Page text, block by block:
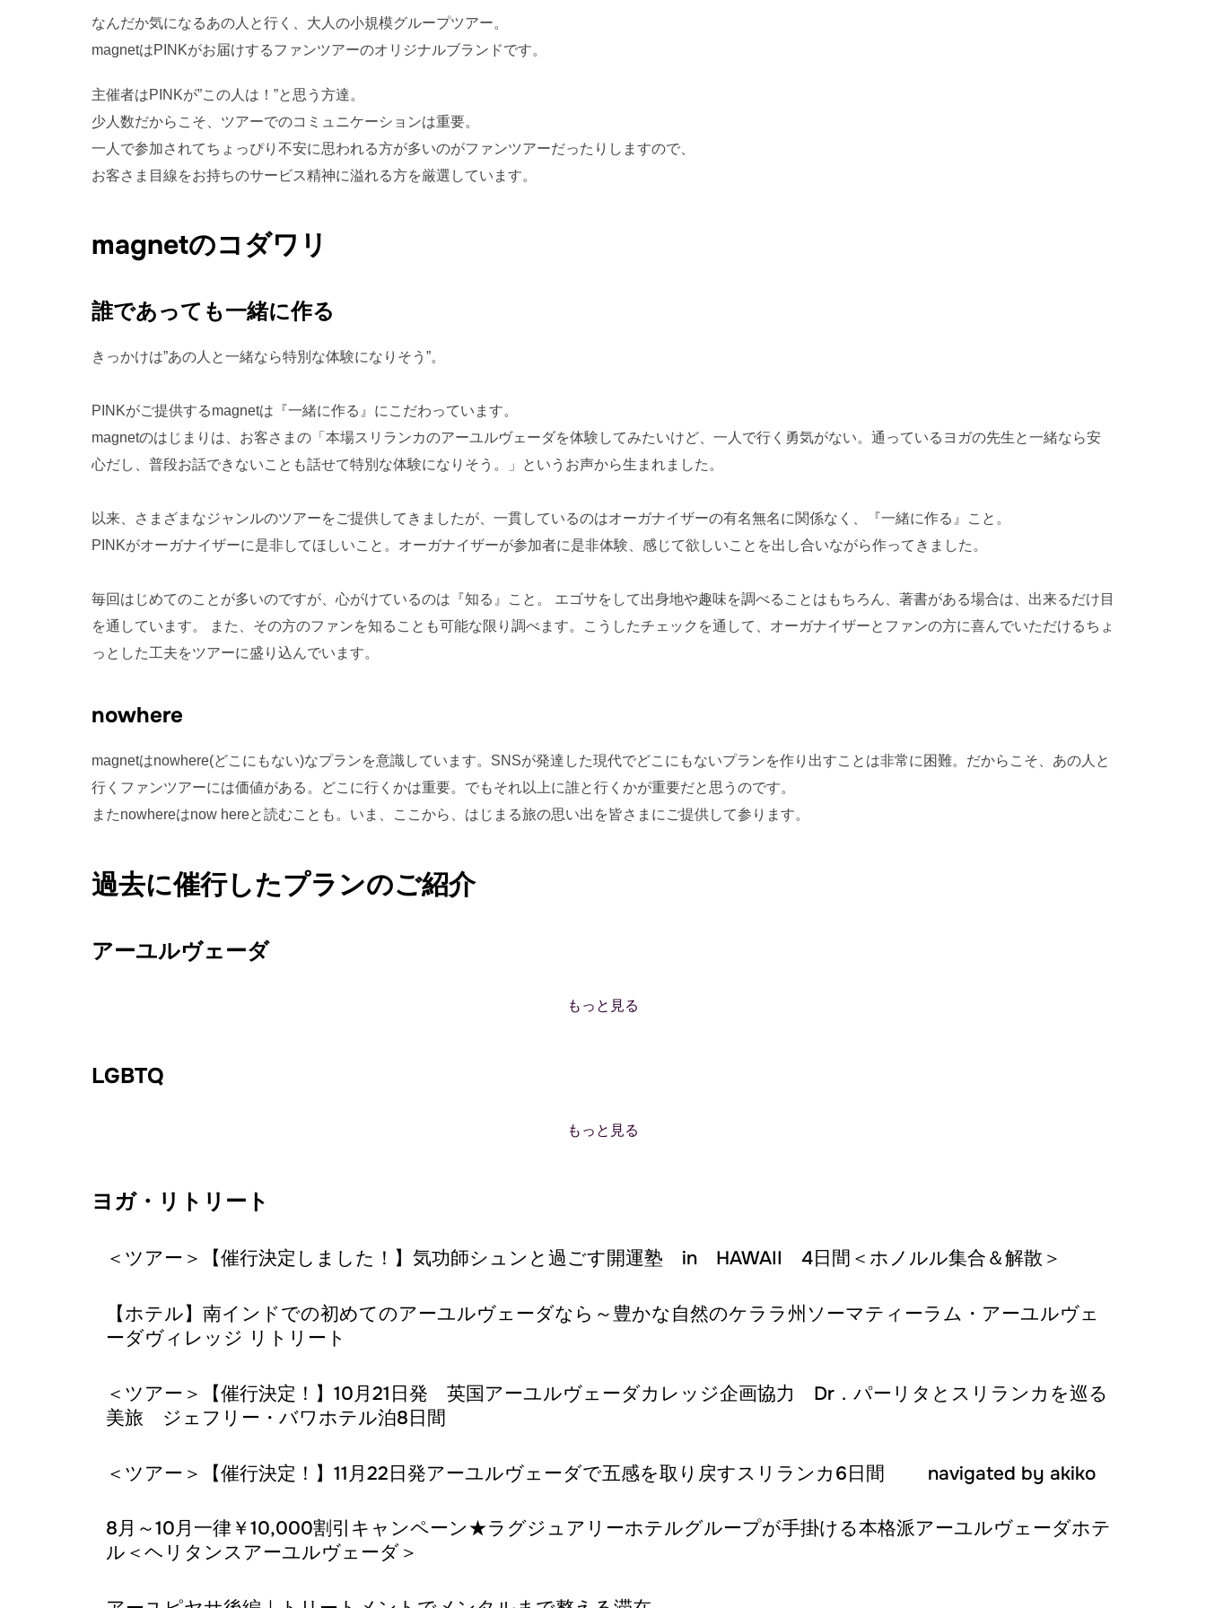
なんだか気になるあの人と行く、大人の小規模グループツアー。
magnetはPINKがお届けするファンツアーのオリジナルブランドです。
主催者はPINKが”この人は！”と思う方達。
少人数だからこそ、ツアーでのコミュニケーションは重要。
一人で参加されてちょっぴり不安に思われる方が多いのがファンツアーだったりしますので、
お客さま目線をお持ちのサービス精神に溢れる方を厳選しています。
magnetのコダワリ
誰であっても一緒に作る
きっかけは”あの人と一緒なら特別な体験になりそう”。
PINKがご提供するmagnetは『一緒に作る』にこだわっています。
magnetのはじまりは、お客さまの「本場スリランカのアーユルヴェーダを体験してみたいけど、一人で行く勇気がない。通っているヨガの先生と一緒なら安
心だし、普段お話できないことも話せて特別な体験になりそう。」というお声から生まれました。
以来、さまざまなジャンルのツアーをご提供してきましたが、一貫しているのはオーガナイザーの有名無名に関係なく、『一緒に作る』こと。
PINKがオーガナイザーに是非してほしいこと。オーガナイザーが参加者に是非体験、感じて欲しいことを出し合いながら作ってきました。
毎回はじめてのことが多いのですが、心がけているのは『知る』こと。 エゴサをして出身地や趣味を調べることはもちろん、著書がある場合は、出来るだけ目
を通しています。 また、その方のファンを知ることも可能な限り調べます。こうしたチェックを通して、オーガナイザーとファンの方に喜んでいただけるちょ
っとした工夫をツアーに盛り込んでいます。
nowhere
magnetはnowhere(どこにもない)なプランを意識しています。SNSが発達した現代でどこにもないプランを作り出すことは非常に困難。だからこそ、あの人と
行くファンツアーには価値がある。どこに行くかは重要。でもそれ以上に誰と行くかが重要だと思うのです。
またnowhereはnow hereと読むことも。いま、ここから、はじまる旅の思い出を皆さまにご提供して参ります。
過去に催行したプランのご紹介
アーユルヴェーダ
もっと見る
LGBTQ
もっと見る
ヨガ・リトリート
＜ツアー＞【催行決定しました！】気功師シュンと過ごす開運塾 in HAWAII 4日間＜ホノルル集合＆解散＞
【ホテル】南インドでの初めてのアーユルヴェーダなら～豊かな自然のケララ州ソーマティーラム・アーユルヴェ
ーダヴィレッジ リトリート
＜ツアー＞【催行決定！】10月21日発 英国アーユルヴェーダカレッジ企画協力 Dr．パーリタとスリランカを巡る
美旅 ジェフリー・バワホテル泊8日間
＜ツアー＞【催行決定！】11月22日発アーユルヴェーダで五感を取り戻すスリランカ6日間 navigated by akiko
8月～10月一律￥10,000割引キャンペーン★ラグジュアリーホテルグループが手掛ける本格派アーユルヴェーダホテ
ル＜ヘリタンスアーユルヴェーダ＞